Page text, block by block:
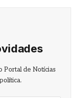
Portal de Notícias